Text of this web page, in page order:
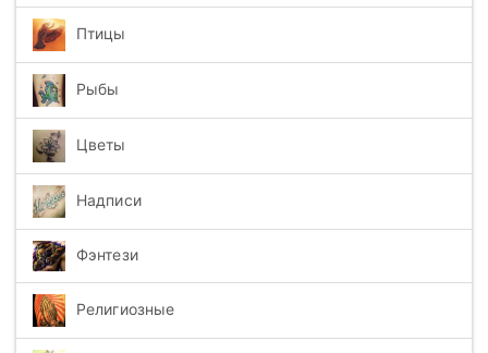
Птицы
Рыбы
Цветы
Надписи
Фэнтези
Религиозные